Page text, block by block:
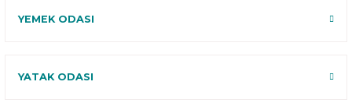
YEMEK ODASI
YATAK ODASI